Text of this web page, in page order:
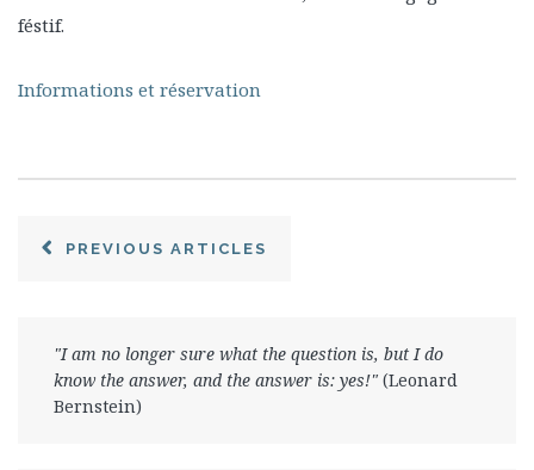
féstif.
Informations et réservation
PREVIOUS ARTICLES
"I am no longer sure what the question is, but I do
know the answer, and the answer is: yes!" (Leonard
Bernstein)